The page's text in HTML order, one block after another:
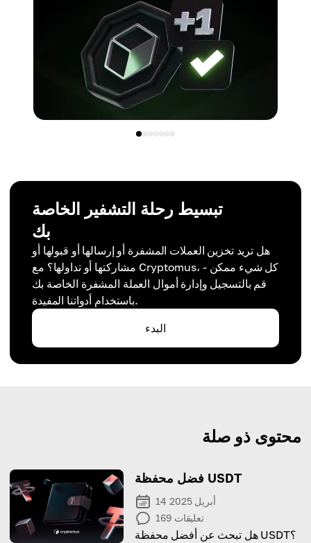
تبسيط رحلة التشفير الخاصة
بك
هل تريد تخزين العملات المشفرة أو إرسالها أو قبولها أو
مشاركتها أو تداولها؟ مع Cryptomus، كل شيء ممكن -
قم بالتسجيل وإدارة أموال العملة المشفرة الخاصة بك
باستخدام أدواتنا المفيدة.
البدء
محتوى ذو صلة
فضل محفظة USDT
14 أبريل 2025
169 تعليقات
هل تبحث عن أفضل محفظة USDT؟